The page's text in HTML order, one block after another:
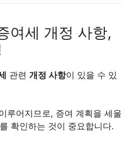
여세 개정 사항,
관련 개정 사항이 있을 수 있
루어지므로, 증여 계획을 세울
를 확인하는 것이 중요합니다.